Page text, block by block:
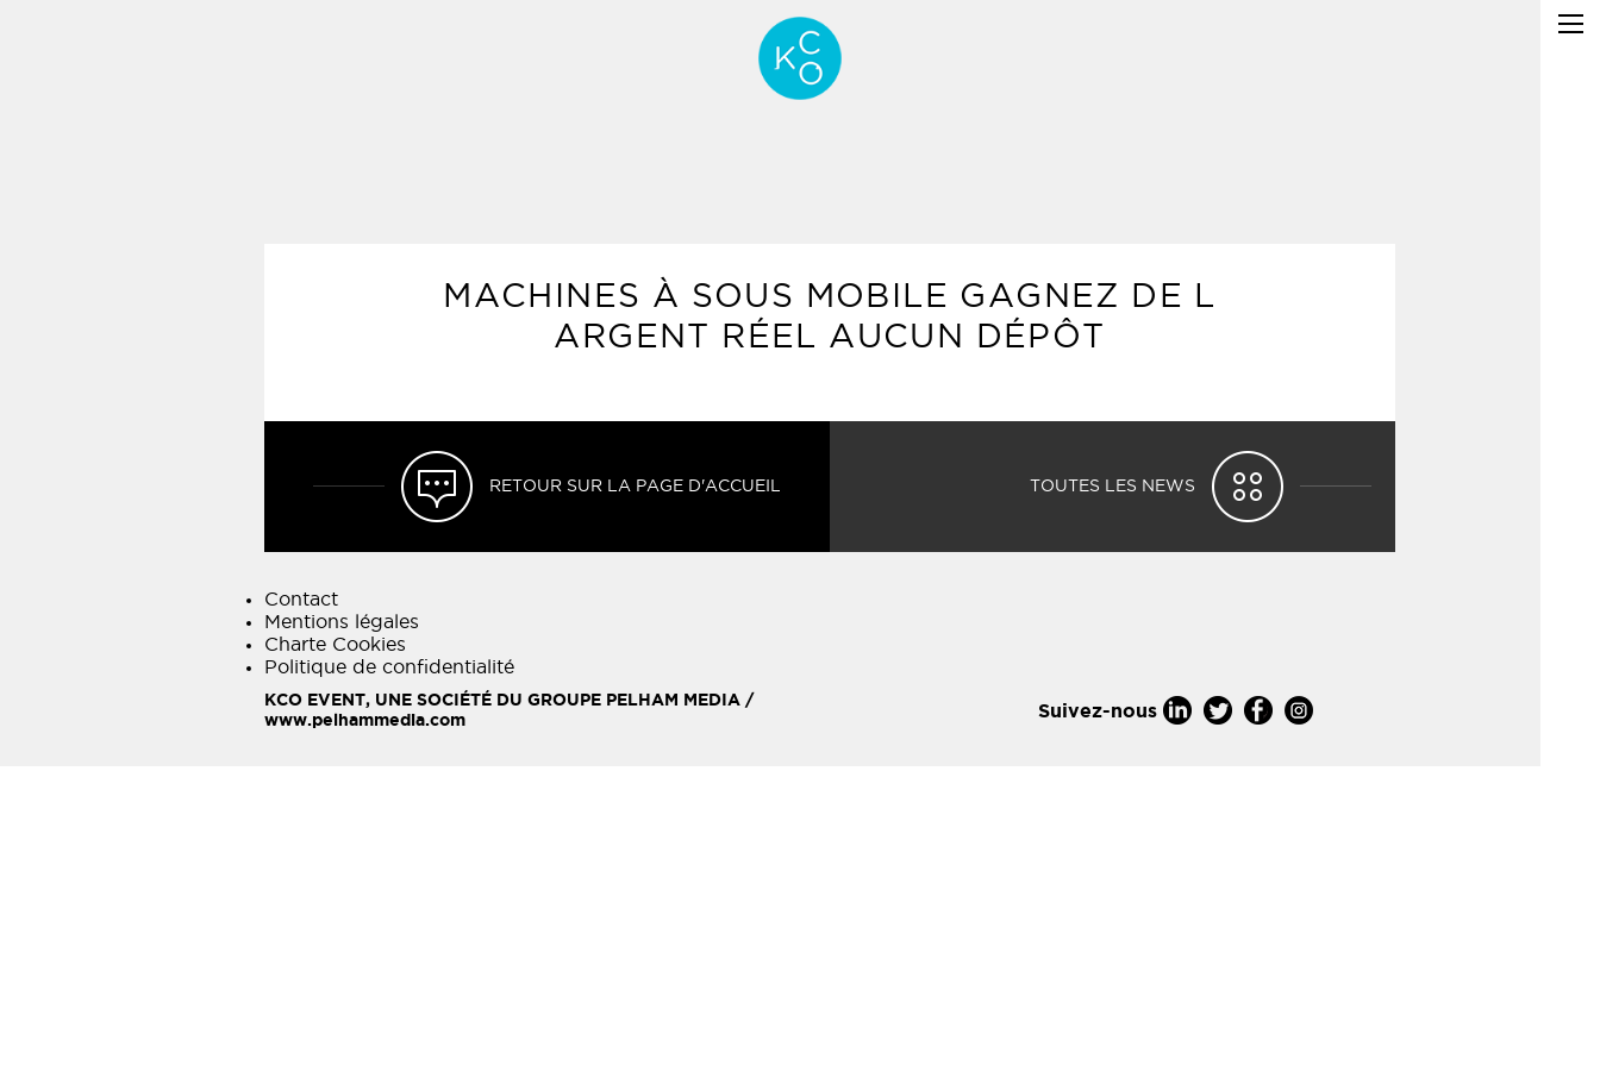
MACHINES À SOUS MOBILE GAGNEZ DE L
ARGENT RÉEL AUCUN DÉPÔT
RETOUR SUR LA PAGE D'ACCUEIL TOUTES LES NEWS
Contact
Mentions légales
Charte Cookies
Politique de confidentialité
KCO EVENT, UNE SOCIÉTÉ DU GROUPE PELHAM MEDIA /
www.pelhammedia.com
Suivez-nous